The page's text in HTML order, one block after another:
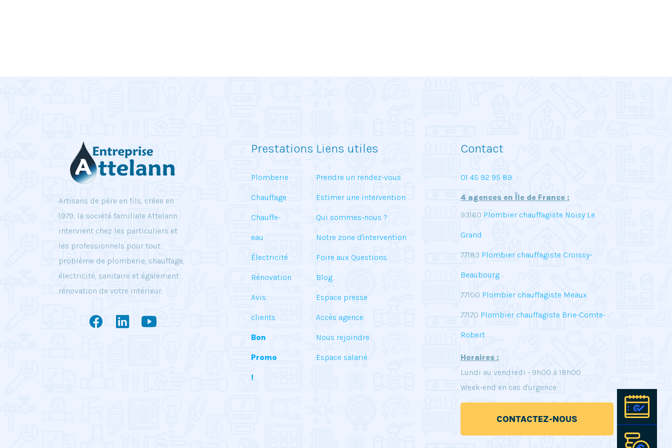
Artisans de père en fils, créee en
1979, la société familiale Attelann
intervient chez les particuliers et
les professionnels pour tout
problème de plomberie, chauffage,
électricité, sanitaire et également
rénovation de votre intérieur.
Prestations
Plomberie
Chauffage
Chauffe-
eau
Électricité
Rénovation
Avis
clients
Bon
Promo
!
Liens utiles
Prendre un rendez-vous
Estimer une intervention
Qui sommes-nous ?
Notre zone d'intervention
Foire aux Questions
Blog
Espace presse
Accès agence
Nous rejoindre
Espace salarié
Contact
01 45 92 95 89
4 agences en Île de France :
93160 Plombier chauffagiste Noisy Le
Grand
77183 Plombier chauffagiste Croissy-
Beaubourg
77100 Plombier chauffagiste Meaux
77170 Plombier chauffagiste Brie-Comte-
Robert
Horaires :
Lundi au vendredi - 9h00 à 18h00
Week-end en cas d'urgence
CONTACTEZ-NOUS